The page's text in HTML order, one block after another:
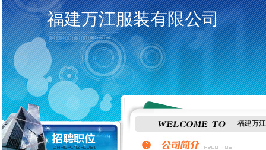
福建万江服装有限公司
福建万